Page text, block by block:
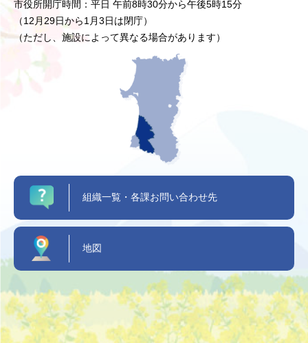
市役所開庁時間：平日 午前8時30分から午後5時15分
（12月29日から1月3日は閉庁）
（ただし、施設によって異なる場合があります）
組織一覧・各課お問い合わせ先
地図